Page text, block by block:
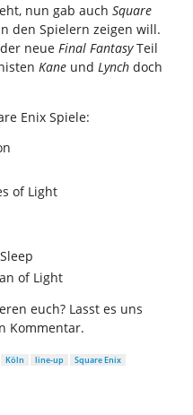
nun gab auch Square
den Spielern zeigen will.
neue Final FantasyTeil
Kane und Lynch doch
Enix Spiele:
of Light
of Light
euch? Lasst es uns
Kommentar.
Köln line-up
Square Enix